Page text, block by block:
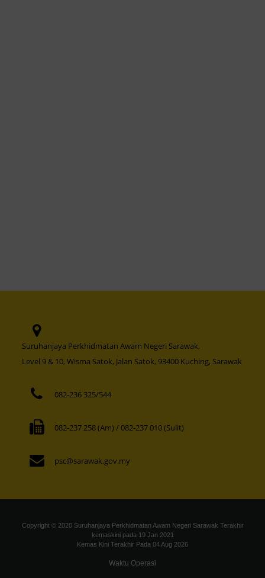
Suruhanjaya Perkhidmatan Awam Negeri Sarawak,
Level 9 & 10, Wisma Satok, Jalan Satok, 93400 Kuching, Sarawak
082-236 325/544
082-237 258 (Am) / 082-237 010 (Sulit)
psc@sarawak.gov.my
Copyright © 2020 Suruhanjaya Perkhidmatan Awam Negeri Sarawak Terakhir
kemaskini pada 19 Jan 2021
Kemas Kini Terakhir Pada 04 Aug 2026
Waktu Operasi